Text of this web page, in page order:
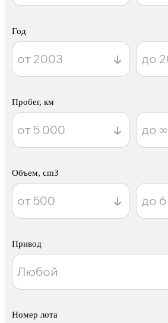
Год
Пробег, км
Объем, cm3
Привод
Номер лота